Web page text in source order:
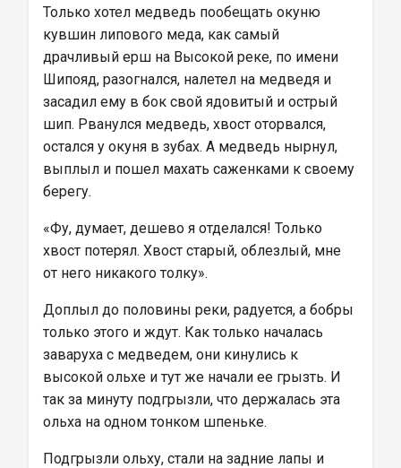
Только хотел медведь пообещать окуню
кувшин липового меда, как самый
драчливый ерш на Высокой реке, по имени
Шипояд, разогнался, налетел на медведя и
засадил ему в бок свой ядовитый и острый
шип. Рванулся медведь, хвост оторвался,
остался у окуня в зубах. А медведь нырнул,
выплыл и пошел махать саженками к своему
берегу.
«Фу, думает, дешево я отделался! Только
хвост потерял. Хвост старый, облезлый, мне
от него никакого толку».
Доплыл до половины реки, радуется, а бобры
только этого и ждут. Как только началась
заваруха с медведем, они кинулись к
высокой ольхе и тут же начали ее грызть. И
так за минуту подгрызли, что держалась эта
ольха на одном тонком шпеньке.
Подгрызли ольху, стали на задние лапы и